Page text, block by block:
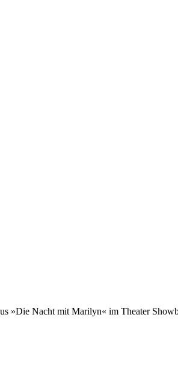
»Die Nacht mit Marilyn« im Theater